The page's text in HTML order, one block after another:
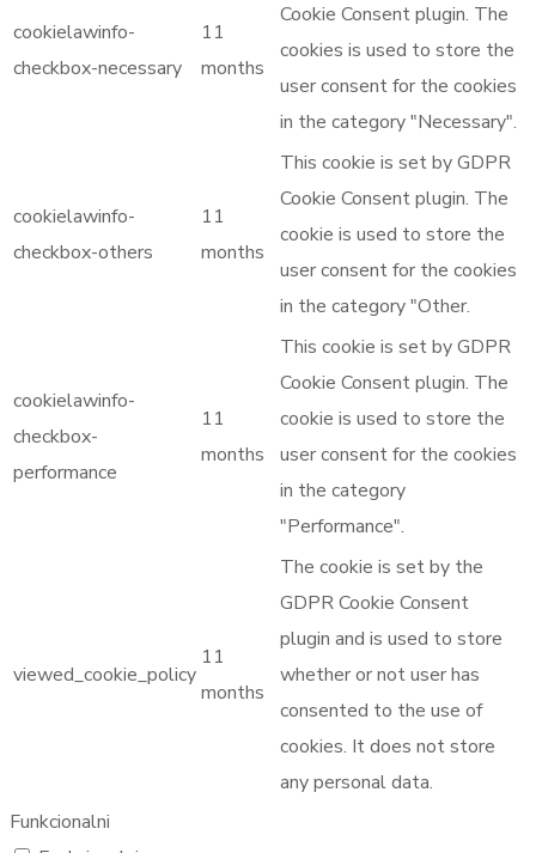
cookielawinfo-
checkbox-necessary
11
months
Cookie Consent plugin. The
cookies is used to store the
user consent for the cookies
in the category "Necessary".
cookielawinfo-
checkbox-others
11
months
This cookie is set by GDPR
Cookie Consent plugin. The
cookie is used to store the
user consent for the cookies
in the category "Other.
cookielawinfo-
checkbox-
performance
11
months
This cookie is set by GDPR
Cookie Consent plugin. The
cookie is used to store the
user consent for the cookies
in the category
"Performance".
viewed_cookie_policy
11
months
The cookie is set by the
GDPR Cookie Consent
plugin and is used to store
whether or not user has
consented to the use of
cookies. It does not store
any personal data.
Funkcionalni